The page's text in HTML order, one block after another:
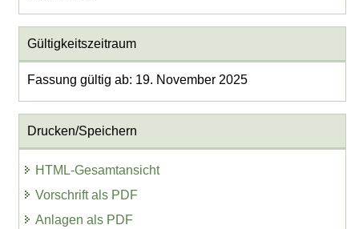
Gültigkeitszeitraum
Fassung gültig ab: 19. November 2025
Drucken/Speichern
HTML-Gesamtansicht
Vorschrift als PDF
Anlagen als PDF